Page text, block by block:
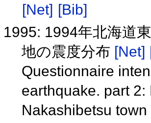
[Net] [Bib]
1995: 1994年北海道
地の震度分布 [Net]
Questionnaire
earthquake. part
Nakashibetsu town